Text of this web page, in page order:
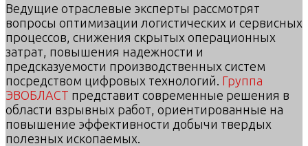
Ведущие отраслевые эксперты рассмотрят
вопросы оптимизации логистических и сервисных
процессов, снижения скрытых операционных
затрат, повышения надежности и
предсказуемости производственных систем
посредством цифровых технологий. Группа
ЭВОБЛАСТ представит современные решения в
области взрывных работ, ориентированные на
повышение эффективности добычи твердых
полезных ископаемых.